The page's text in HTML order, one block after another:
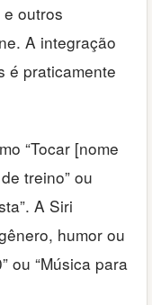
outros
A integração
é praticamente
“Tocar [nome
treino” ou
A Siri
humor ou
ou “Música para